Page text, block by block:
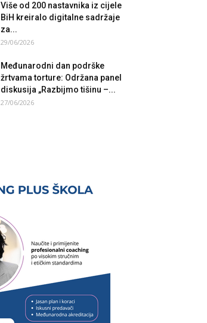
Više od 200 nastavnika iz cijele
BiH kreiralo digitalne sadržaje
za...
29/06/2026
Međunarodni dan podrške
žrtvama torture: Održana panel
diskusija „Razbijmo tišinu –...
27/06/2026